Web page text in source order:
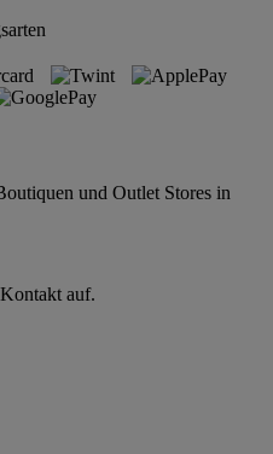
und Outlet Stores in
auf.